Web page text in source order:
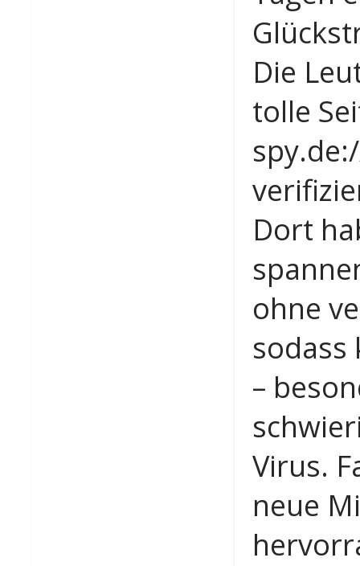
Die
tolle
Dort
ohne
sodass
–
Virus.
neue